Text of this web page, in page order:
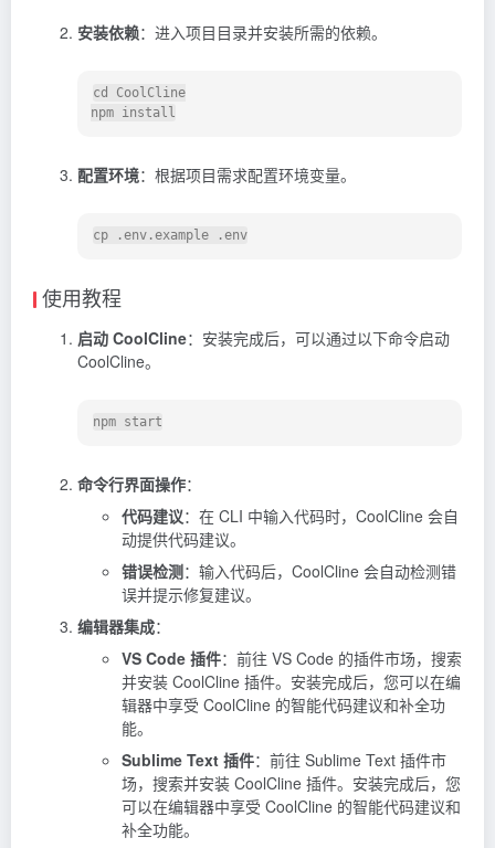
安装依赖：进入项目目录并安装所需的依赖。
cd CoolCline
配置环境：根据项目需求配置环境变量。
使用教程
启动 CoolCline：安装完成后，可以通过以下命令启动
CoolCline。
命令行界面操作：
代码建议：在 CLI 中输入代码时，CoolCline 会自
动提供代码建议。
错误检测：输入代码后，CoolCline 会自动检测错
误并提示修复建议。
编辑器集成：
VS Code 插件：前往 VS Code 的插件市场，搜索
并安装 CoolCline 插件。安装完成后，您可以在编
辑器中享受 CoolCline 的智能代码建议和补全功
能。
Sublime Text 插件：前往 Sublime Text 插件市
场，搜索并安装 CoolCline 插件。安装完成后，您
可以在编辑器中享受 CoolCline 的智能代码建议和
补全功能。